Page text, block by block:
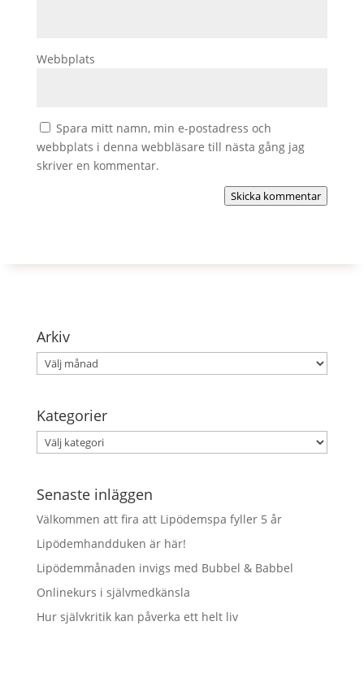
Webbplats
Spara mitt namn, min e-postadress och
webbplats i denna webbläsare till nästa gång jag
skriver en kommentar.
Skicka kommentar
Arkiv
Arkiv
Kategorier
Kategorier
Senaste inläggen
Välkommen att fira att Lipödemspa fyller 5 år
Lipödemhandduken är här!
Lipödemmånaden invigs med Bubbel & Babbel
Onlinekurs i självmedkänsla
Hur självkritik kan påverka ett helt liv